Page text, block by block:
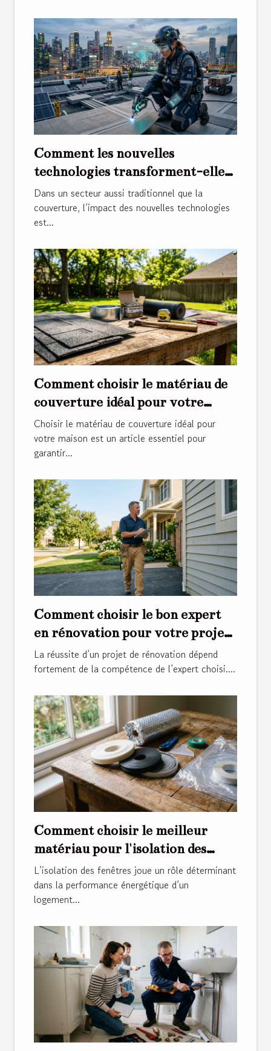
Comment les nouvelles
technologies transforment-elles
les métiers de la couverture ?
Dans un secteur aussi traditionnel que la
couverture, l’impact des nouvelles technologies
est...
Comment choisir le matériau de
couverture idéal pour votre
maison ?
Choisir le matériau de couverture idéal pour
votre maison est un article essentiel pour
garantir...
Comment choisir le bon expert
en rénovation pour votre projet
?
La réussite d’un projet de rénovation dépend
fortement de la compétence de l’expert choisi....
Comment choisir le meilleur
matériau pour l'isolation des
fenêtres ?
L’isolation des fenêtres joue un rôle déterminant
dans la performance énergétique d’un
logement...